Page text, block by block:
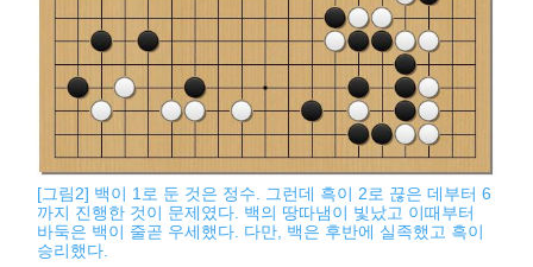
[그림2] 백이 1로 둔 것은 정수. 그런데 흑이 2로 끊은 데부터 6
까지 진행한 것이 문제였다. 백의 땅따냄이 빛났고 이때부터
바둑은 백이 줄곧 우세했다. 다만, 백은 후반에 실족했고 흑이
승리했다.